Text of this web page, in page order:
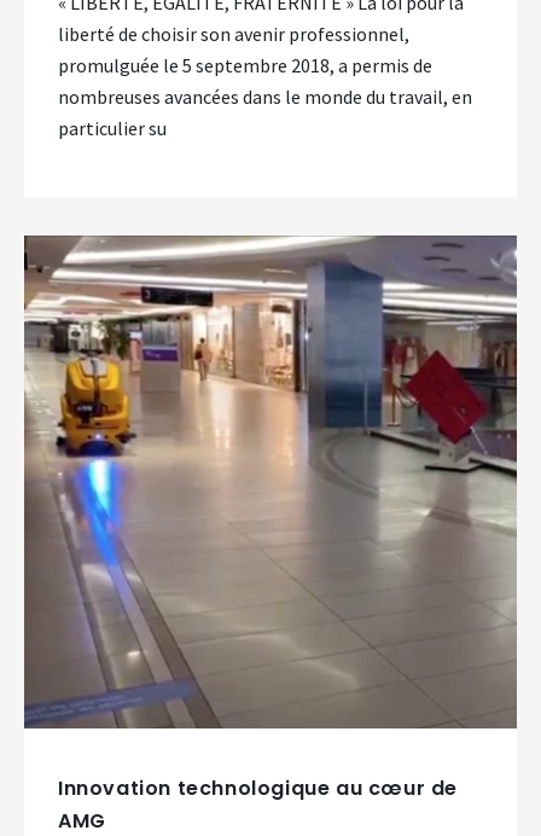
liberté de choisir son avenir professionnel,
promulguée le 5 septembre 2018, a permis de
nombreuses avancées dans le monde du travail, en
particulier su
Innovation technologique au cœur de
AMG